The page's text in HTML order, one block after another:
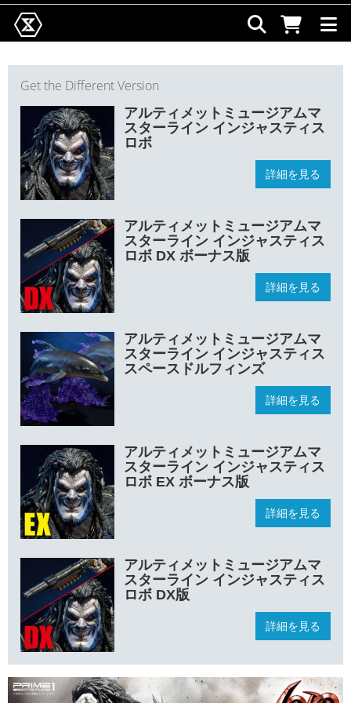
Get the Different Version
アルティメットミュージアムマ
スターライン インジャスティス
ロボ
詳細を見る
アルティメットミュージアムマ
スターライン インジャスティス
ロボ DX ボーナス版
詳細を見る
アルティメットミュージアムマ
スターライン インジャスティス
スペースドルフィンズ
詳細を見る
アルティメットミュージアムマ
スターライン インジャスティス
ロボ EX ボーナス版
詳細を見る
アルティメットミュージアムマ
スターライン インジャスティス
ロボ DX版
詳細を見る